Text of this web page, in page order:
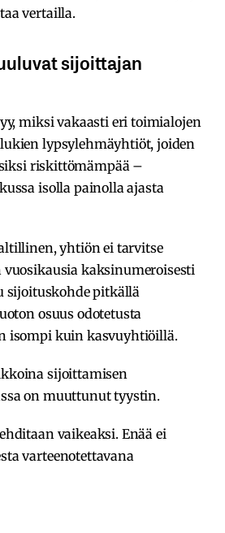
vertailla.
sijoittajan
miksi vakaasti eri toimialojen
lypsylehmäyhtiöt, joiden
riskittömämpää –
isolla painolla ajasta
yhtiön ei tarvitse
kaksinumeroisesti
sijoituskohde pitkällä
osuus odotetusta
isompi kuin kasvuyhtiöillä.
sijoittamisen
on muuttunut tyystin.
vaikeaksi. Enää ei
varteenotettavana